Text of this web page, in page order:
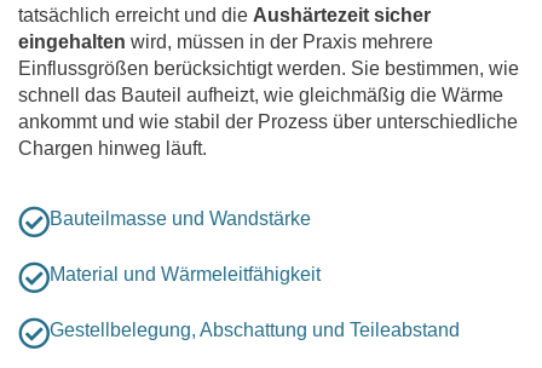
tatsächlich erreicht und die Aushärtezeit sicher
eingehalten wird, müssen in der Praxis mehrere
Einflussgrößen berücksichtigt werden. Sie bestimmen, wie
schnell das Bauteil aufheizt, wie gleichmäßig die Wärme
ankommt und wie stabil der Prozess über unterschiedliche
Chargen hinweg läuft.
Bauteilmasse und Wandstärke
Material und Wärmeleitfähigkeit
Gestellbelegung, Abschattung und Teileabstand